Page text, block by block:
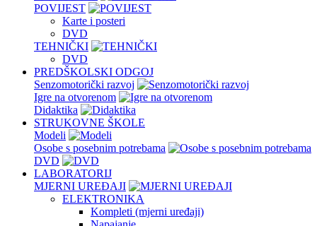
POVIJEST
Karte i posteri
DVD
TEHNIČKI
DVD
PREDŠKOLSKI ODGOJ
Senzomotorički razvoj
Igre na otvorenom
Didaktika
STRUKOVNE ŠKOLE
Modeli
Osobe s posebnim potrebama
DVD
LABORATORIJ
MJERNI UREĐAJI
ELEKTRONIKA
Kompleti (mjerni uređaji)